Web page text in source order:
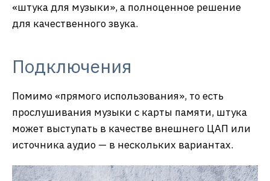
«штука для музыки», а полноценное решение
для качественного звука.
Подключения
Помимо «прямого использования», то есть
прослушивания музыки с карты памяти, штука
может выступать в качестве внешнего ЦАП или
источника аудио — в нескольких вариантах.